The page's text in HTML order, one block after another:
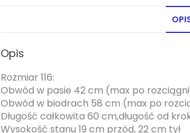
Opis
Rozmiar 116:
Obwód w pasie 42 cm (max po
Obwód w biodrach 58 cm (max po
Długość całkowita 60 cm,długość od
Wysokość stanu 19 cm przód, 22 cm tył